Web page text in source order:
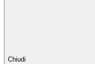
Chiudi